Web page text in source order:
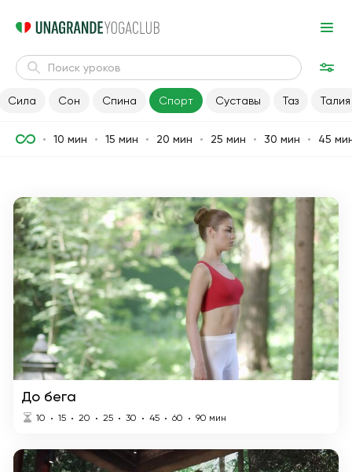
Сила Сон Спина Спорт Суставы Таз Талия
10 мин 15 мин 20 мин 25 мин 30 мин 45
До бега
10 15 20 25 30 45 60 90 мин